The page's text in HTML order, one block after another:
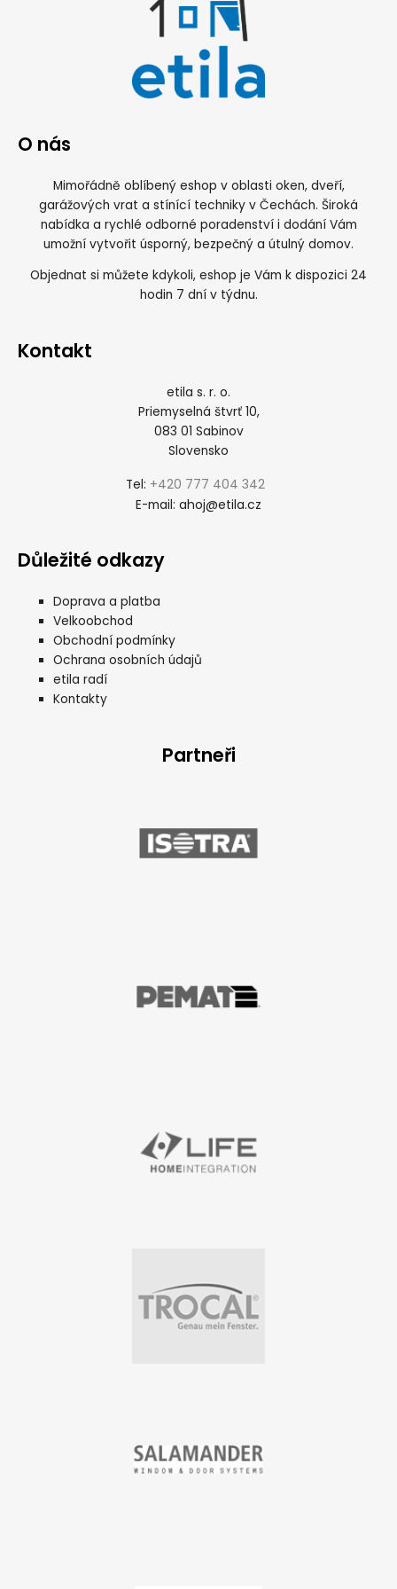
O nás
Mimořádně oblíbený eshop v oblasti oken, dveří,
garážových vrat a stínící techniky v Čechách. Široká
nabídka a rychlé odborné poradenství i dodání Vám
umožní vytvořit úsporný, bezpečný a útulný domov.
Objednat si můžete kdykoli, eshop je Vám k dispozici 24
hodin 7 dní v týdnu.
Kontakt
etila s. r. o.
Priemyselná štvrť 10,
083 01 Sabinov
Slovensko
Tel: +420 777 404 342
E-mail: ahoj@etila.cz
Důležité odkazy
Doprava a platba
Velkoobchod
Obchodní podmínky
Ochrana osobních údajů
etila radí
Kontakty
Partneři